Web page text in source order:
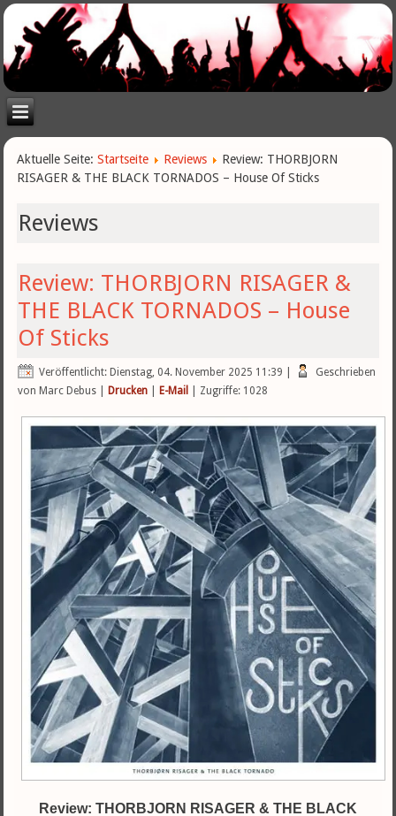
Aktuelle Seite:Startseite Reviews
Review: THORBJORN
RISAGER & THE BLACK TORNADOS – House Of Sticks
Reviews
Review: THORBJORN RISAGER &
THE BLACK TORNADOS – House
Of Sticks
Veröffentlicht: Dienstag, 04. November 2025 11:39
Geschrieben
von Marc Debus
Drucken E-Mail | Zugriffe: 1028
Review: THORBJORN RISAGER & THE BLACK